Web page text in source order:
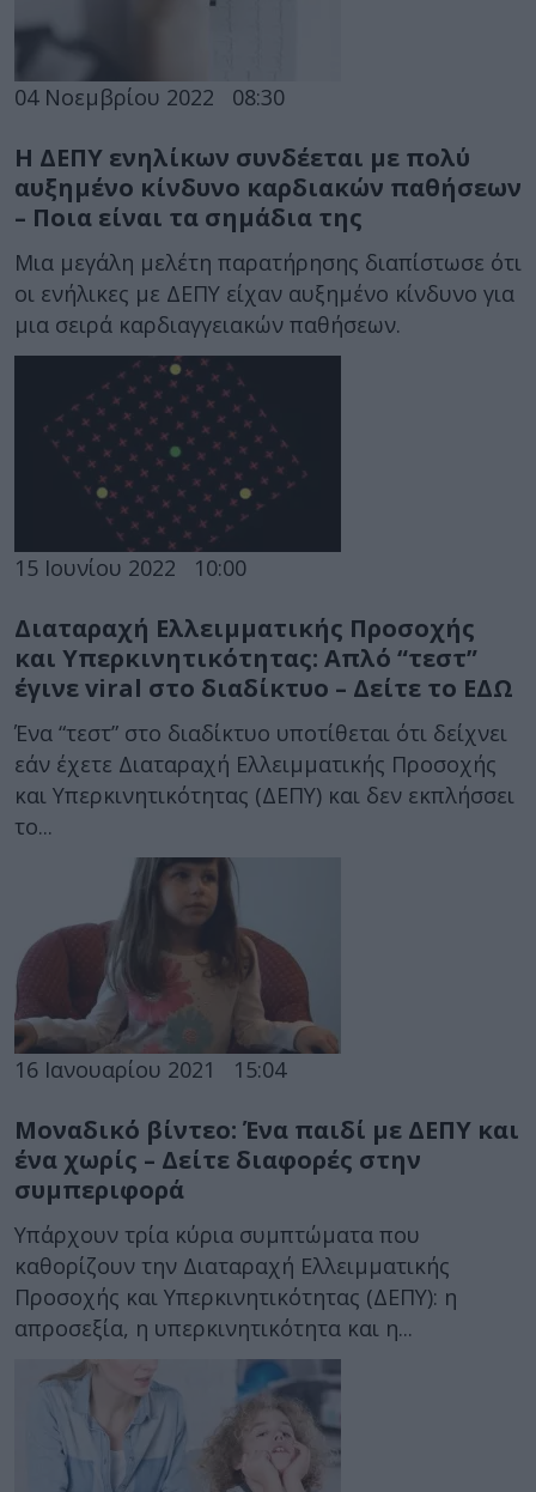
04 Νοεμβρίου 2022 08:30
Η ΔΕΠΥ ενηλίκων συνδέεται με πολύ
αυξημένο κίνδυνο καρδιακών παθήσεων
– Ποια είναι τα σημάδια της
Μια μεγάλη μελέτη παρατήρησης διαπίστωσε ότι
οι ενήλικες με ΔΕΠΥ είχαν αυξημένο κίνδυνο για
μια σειρά καρδιαγγειακών παθήσεων.
15 Ιουνίου 2022 10:00
Διαταραχή Ελλειμματικής Προσοχής
και Υπερκινητικότητας: Απλό “τεστ”
έγινε viral στο διαδίκτυο – Δείτε το ΕΔΩ
Ένα “τεστ” στο διαδίκτυο υποτίθεται ότι δείχνει
εάν έχετε Διαταραχή Ελλειμματικής Προσοχής
και Υπερκινητικότητας (ΔΕΠΥ) και δεν εκπλήσσει
το...
16 Ιανουαρίου 2021 15:04
Μοναδικό βίντεο: Ένα παιδί με ΔΕΠΥ και
ένα χωρίς – Δείτε διαφορές στην
συμπεριφορά
Υπάρχουν τρία κύρια συμπτώματα που
καθορίζουν την Διαταραχή Ελλειμματικής
Προσοχής και Υπερκινητικότητας (ΔΕΠΥ): η
απροσεξία, η υπερκινητικότητα και η...